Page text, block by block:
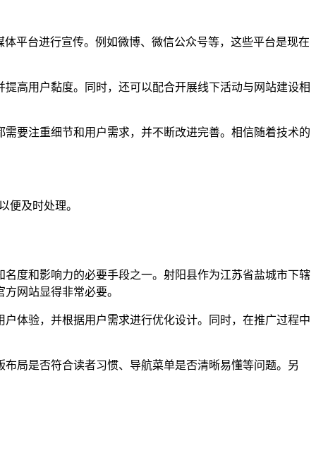
平台进行宣传。例如微博、微信公众号等，这些平台是现在
高用户黏度。同时，还可以配合开展线下活动与网站建设相
要注重细节和用户需求，并不断改进完善。相信随着技术的
便及时处理。
度和影响力的必要手段之一。射阳县作为江苏省盐城市下辖
网站显得非常必要。
体验，并根据用户需求进行优化设计。同时，在推广过程中
局是否符合读者习惯、导航菜单是否清晰易懂等问题。另